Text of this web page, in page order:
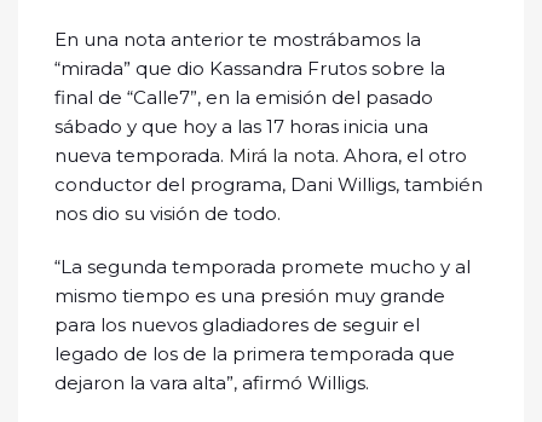
En una nota anterior te mostrábamos la
“mirada” que dio Kassandra Frutos sobre la
final de “Calle7”, en la emisión del pasado
sábado y que hoy a las 17 horas inicia una
nueva temporada. Mirá la nota. Ahora, el otro
conductor del programa, Dani Willigs, también
nos dio su visión de todo.
“La segunda temporada promete mucho y al
mismo tiempo es una presión muy grande
para los nuevos gladiadores de seguir el
legado de los de la primera temporada que
dejaron la vara alta”, afirmó Willigs.